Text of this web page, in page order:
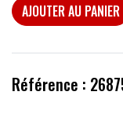
AJOUTER AU PANIER
Référence :